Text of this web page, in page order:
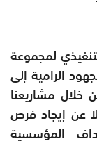
لمجموعة
الرامية إلى
خلال مشاريعنا
عن إيجاد فرص
المؤسسية